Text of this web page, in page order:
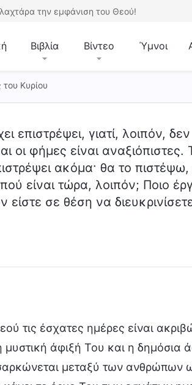
την εμφάνιση του Θεού!
Βιβλία Βίντεο Ύμνοι
Κυρίου
επιστρέψει, γιατί, λοιπόν,
οι φήμες είναι αναξιόπιστες.
ακόμα· θα το
είναι τώρα, λοιπόν; Ποιο
σε θέση να
τις έσχατες ημέρες είναι
άφιξή Του και η δημόσια
μεταξύ των ανθρώπων